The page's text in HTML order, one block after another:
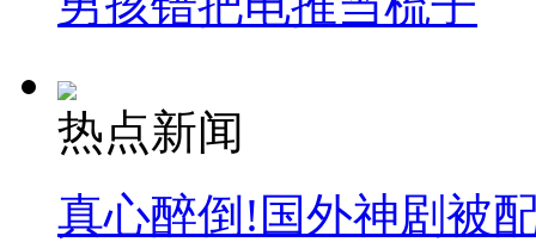
热点新闻
真心醉倒!国外神剧被